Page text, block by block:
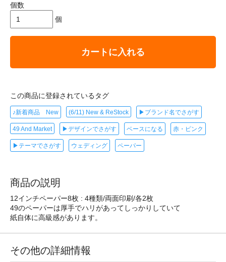
個数
個
カートに入れる
この商品に登録されているタグ
♪新着商品 New (6/11) New & ReStock ▶ブランド名でさがす
49 And Market ▶デザインでさがす ベースになる 赤・ピンク
▶テーマでさがす ウェディング ペーパー
商品の説明
12インチペーパー8枚 : 4種類/両面印刷/各2枚
49のペーパーは厚手でハリがあってしっかりしていて
紙自体に高級感があります。
その他の詳細情報